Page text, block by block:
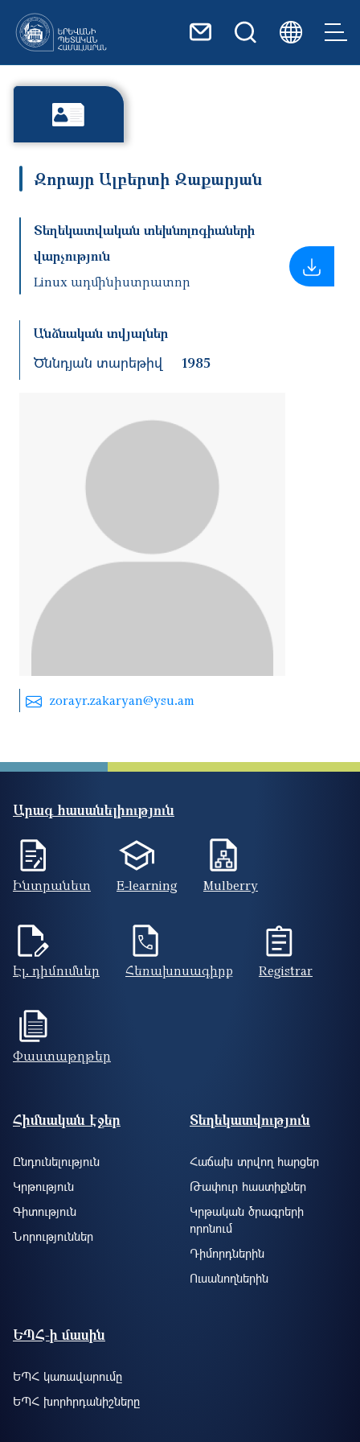
zorayr.zakaryan@ysu.am
Զորայր Ալբերտի Զաքարյան
Տեղեկատվական տեխնոլոգիաների
վարչություն
Linux ադմինիստրատոր
Անձնական տվյալներ
Ծննդյան տարեթիվ 1985
Արագ հասանելիություն
Ինտրանետ E-learning Mulberry
Էլ. դիմումներ Հեռախոսագիրք Registrar
Փաստաթղթեր
Footer site information
Հիմնական էջեր
Ընդունելություն
Կրթություն
Գիտություն
Նորություններ
Տեղեկատվություն
Հաճախ տրվող հարցեր
Թափուր հաստիքներ
Կրթական ծրագրերի
որոնում
Դիմորդներին
Ուսանողներին
ԵՊՀ-ի մասին
ԵՊՀ կառավարումը
ԵՊՀ խորհրդանիշները